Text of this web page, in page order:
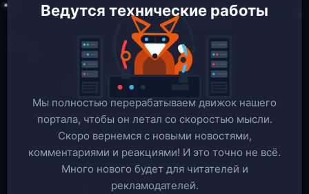
Ведутся технические работы
Мы полностью перерабатываем движок нашего
портала, чтобы он летал со скоростью мысли.
Скоро вернемся c новыми новостями,
комментариями и реакциями! И это точно не всё.
Много нового будет для читателей и
рекламодателей.